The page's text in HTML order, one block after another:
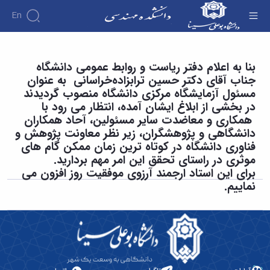
En
دانشکده
درباره
دانشکده
تاریخچه
ریاست
دانشکده
روسای
پیشین
افتخارات
آلبوم
عکس
تماس
آموزش
دوره
کارشناسی
فرم
ها
و
آئین
نامه
ها
آیین‌نامه‌های
معاونت
آموزشی
پژوهش
پژوهش
هفته
پژوهش
کارگاه ها
آزمایشگاه
ها
گروه
برق
اساتید
اساتید
دانشکده
اساتید
بازنشسته
کارکنان
دانشکده
آموزشی
گروه
های
آموزشی
مهندسی
برق
صنایع
انتصاب مسئول آزمایشگاه مرکزی دانشگاه -
دانشکده فنی و مهندسی
بنا به اعلام دفتر ریاست و روابط عمومی دانشگاه
جناب آقای دکتر حسین‌ ترابزاده‌خراسانی‌ به عنوان
مسئول آزمایشگاه مرکزی دانشگاه منصوب گردیدند
در بخشی از ابلاغ ایشان آمده، انتظار می رود با
همکاری و معاضدت سایر مسئولین، آحاد همکاران
دانشگاهی و پژوهشگران، زیر نظر معاونت پژوهش و
فناوری دانشگاه در کوتاه ترین زمان ممکن گام های
موثری در راستای تحقق این امر مهم بردارید.
برای این استاد ارجمند آرزوی موفقیت روز افزون می
نماییم.